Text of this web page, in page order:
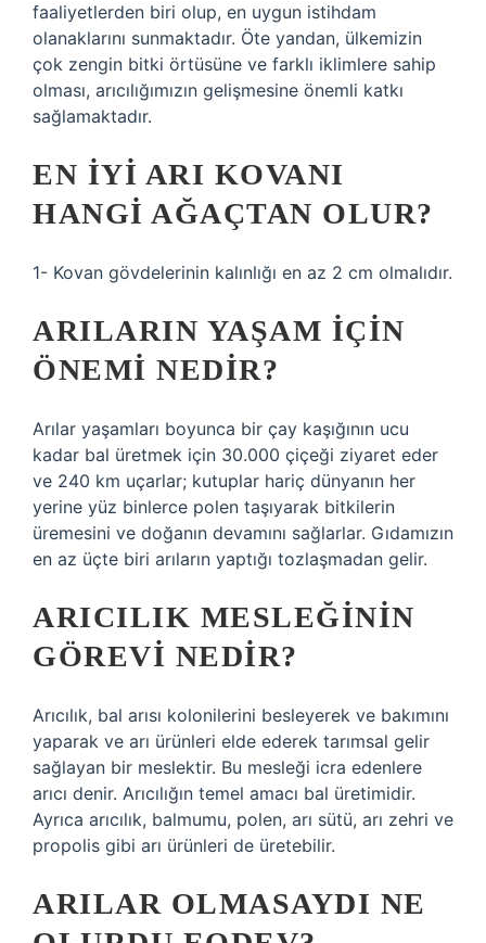
faaliyetlerden biri olup, en uygun istihdam
olanaklarını sunmaktadır. Öte yandan, ülkemizin
çok zengin bitki örtüsüne ve farklı iklimlere sahip
olması, arıcılığımızın gelişmesine önemli katkı
sağlamaktadır.
EN IYI ARI KOVANI
HANGI AĞAÇTAN OLUR?
1- Kovan gövdelerinin kalınlığı en az 2 cm olmalıdır.
ARILARIN YAŞAM IÇIN
ÖNEMI NEDIR?
Arılar yaşamları boyunca bir çay kaşığının ucu
kadar bal üretmek için 30.000 çiçeği ziyaret eder
ve 240 km uçarlar; kutuplar hariç dünyanın her
yerine yüz binlerce polen taşıyarak bitkilerin
üremesini ve doğanın devamını sağlarlar. Gıdamızın
en az üçte biri arıların yaptığı tozlaşmadan gelir.
ARICILIK MESLEĞININ
GÖREVI NEDIR?
Arıcılık, bal arısı kolonilerini besleyerek ve bakımını
yaparak ve arı ürünleri elde ederek tarımsal gelir
sağlayan bir meslektir. Bu mesleği icra edenlere
arıcı denir. Arıcılığın temel amacı bal üretimidir.
Ayrıca arıcılık, balmumu, polen, arı sütü, arı zehri ve
propolis gibi arı ürünleri de üretebilir.
ARILAR OLMASAYDI NE